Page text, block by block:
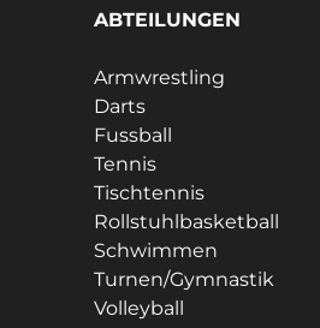
ABTEILUNGEN
Armwrestling
Darts
Fussball
Tennis
Tischtennis
Rollstuhlbasketball
Schwimmen
Turnen/Gymnastik
Volleyball